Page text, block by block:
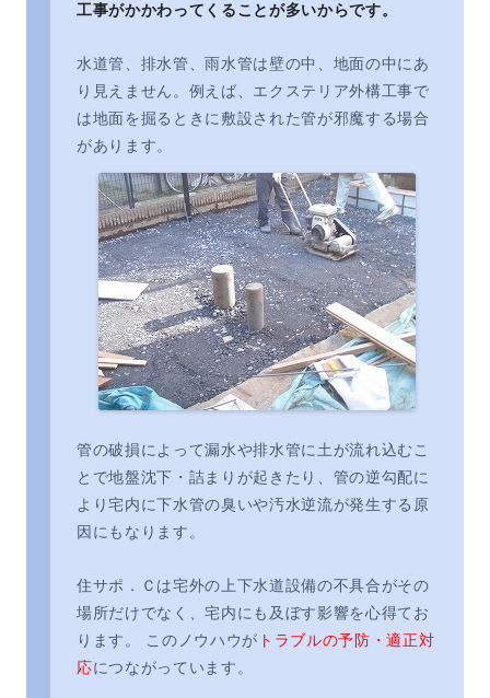
工事がかかわってくることが多いからです。
水道管、排水管、雨水管は壁の中、地面の中にあ
り見えません。例えば、エクステリア外構工事で
は地面を掘るときに敷設された管が邪魔する場合
があります。
管の破損によって漏水や排水管に土が流れ込むこ
とで地盤沈下・詰まりが起きたり、管の逆勾配に
より宅内に下水管の臭いや汚水逆流が発生する原
因にもなります。
住サポ．Ｃは宅外の上下水道設備の不具合がその
場所だけでなく、宅内にも及ぼす影響を心得てお
ります。 このノウハウが トラブルの予防・適正対
応につながっています。